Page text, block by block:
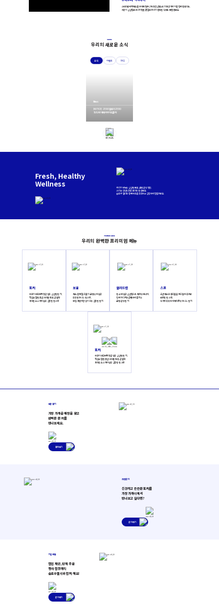
스마트팜에서 채소를 수확해탈수, 2차 육안 선별, 내/외포장까지 이틀 만에 완료되고,
최상의 신선함과 프리미엄한 품질로 우리의 완벽한 식사로 재탄생 돼요.
News
우리의 새로운 소식
소식 이벤트 FAQ
News
[NOTICE] ZERO 칼로리 ZERO
SUGAR 애사비에이드 출시!
[EVENT] 더블프로틴 보울 출시 기념
[제품] 메뉴별 칼로리 영양정보가 궁금
Fresh, Healthy
Wellness
우리의 메뉴는 신선한 재료, 균형 잡힌 영양,
그리고 정성스러운 조리로 완성 돼요.
슬로우 캘리와 함께 하루를 든든하고 건강하게 만들어봐요.
Premium Menu
우리의 완벽한 프리미엄 메뉴
포케
하와이 바다에서 영감 받은 신선한 한 끼,
직접 손질한 생선, 바삭한 토핑, 감칠맛
가득한 소스까지 담은 건강한 한 그릇
보울
채소, 단백질, 곡물이 균형 있게 담긴
든든한 웰니스 한 그릇,
매일 가볍지만 힘이 되는 건강한 한 끼
샐러드랩
한 손에 담긴 신선함으로 채우는 에너지,
언제 어디서나 간편하게 즐기는
균형 잡힌 한 끼
스프
국산 채소와 통곡물을 부드럽게 끓여낸
따뜻한 한 그릇,
속까지 든든하게 채워주는 웰니스 한 끼
포케
하와이 바다에서 영감 받은 신선한 한 끼,
직접 손질한 생선, 바삭한 토핑, 감칠맛
가득한 소스까지 담은 건강한 한 그릇
매장 찾기
가장 가까운 매장을 찾고
완벽한 한 끼를
만나보세요.
찾아보기
가맹 문의
신선하고 든든한 포케를
가장 가까이에서
만나보고 싶다면?
문의하기
기업 제휴
협업 제안, 단체 주문
행사 협찬까지
슬로우캘리와 함께 해요!
문의하기